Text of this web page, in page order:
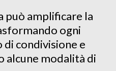
può amplificare la
ogni
condivisione e
alcune modalità di